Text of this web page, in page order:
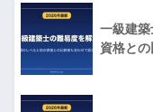
一級建
資格との